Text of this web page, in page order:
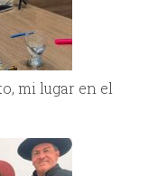
mi lugar en el